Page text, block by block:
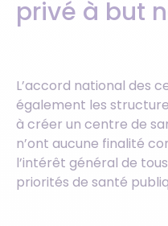
privé à but
L’accord national des
également les
à créer un centre de
n’ont aucune finalité
l’intérêt général de
priorités de santé